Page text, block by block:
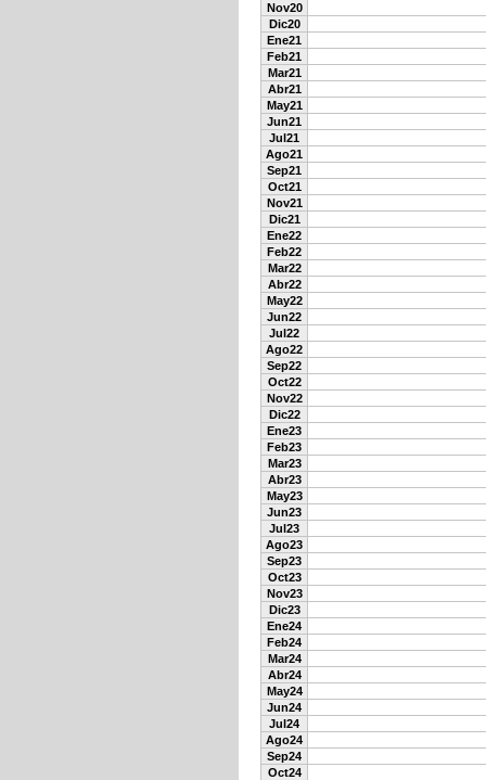
Nov20
Dic20
Ene21
Feb21
Mar21
Abr21
May21
Jun21
Jul21
Ago21
Sep21
Oct21
Nov21
Dic21
Ene22
Feb22
Mar22
Abr22
May22
Jun22
Jul22
Ago22
Sep22
Oct22
Nov22
Dic22
Ene23
Feb23
Mar23
Abr23
May23
Jun23
Jul23
Ago23
Sep23
Oct23
Nov23
Dic23
Ene24
Feb24
Mar24
Abr24
May24
Jun24
Jul24
Ago24
Sep24
Oct24